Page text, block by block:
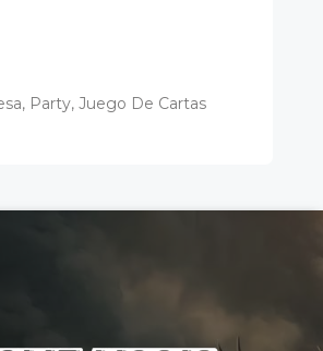
Party, Juego De Cartas